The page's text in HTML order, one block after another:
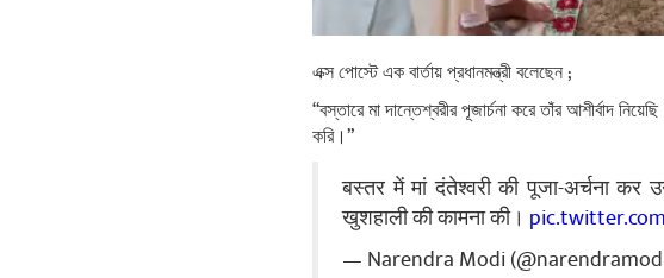
এক্স পোস্টে এক বার্তায় প্রধানমন্ত্রী বলেছেন ;
“বস্তারে মা দান্তেশ্বরীর পূজার্চনা করে তাঁর আশীর্বাদ
করি।”
बस्तर में मां दंतेश्वरी की पूजा-अर्चना
खुशहाली की कामना की।
— Narendra Modi